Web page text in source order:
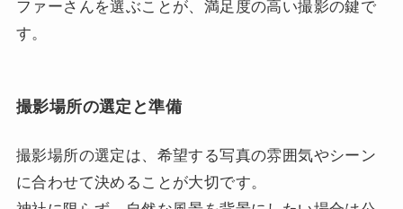
ファーさんを選ぶことが、満足度の高い撮影の鍵で
す。
撮影場所の選定と準備
撮影場所の選定は、希望する写真の雰囲気やシーン
に合わせて決めることが大切です。